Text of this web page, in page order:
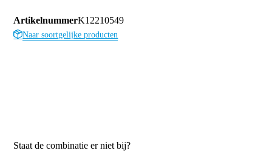
ArtikelnummerK12210549
Naar soortgelijke producten
Staat de combinatie er niet bij?